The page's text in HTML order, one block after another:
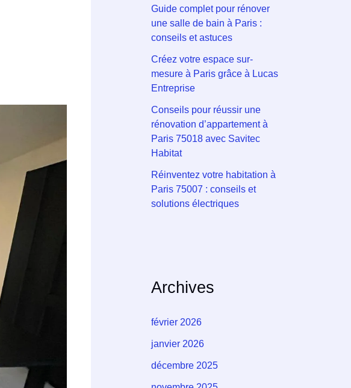
Guide complet pour rénover
une salle de bain à Paris :
conseils et astuces
Créez votre espace sur-
mesure à Paris grâce à Lucas
Entreprise
Conseils pour réussir une
rénovation d’appartement à
Paris 75018 avec Savitec
Habitat
Réinventez votre habitation à
Paris 75007 : conseils et
solutions électriques
Archives
février 2026
janvier 2026
décembre 2025